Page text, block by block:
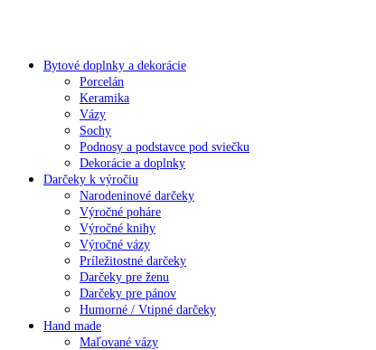
Bytové doplnky a dekorácie
Porcelán
Keramika
Vázy
Sochy
Podnosy a podstavce pod sviečku
Dekorácie a doplnky
Darčeky k výročiu
Narodeninové darčeky
Výročné poháre
Výročné knihy
Výročné vázy
Príležitostné darčeky
Darčeky pre ženu
Darčeky pre pánov
Humorné / Vtipné darčeky
Hand made
Maľované vázy